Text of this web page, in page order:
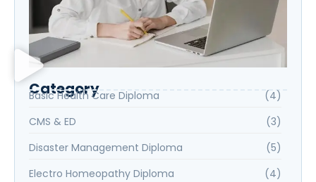
Category
Basic Health Care Diploma
(4)
CMS & ED
(3)
Disaster Management Diploma
(5)
Electro Homeopathy Diploma
(4)